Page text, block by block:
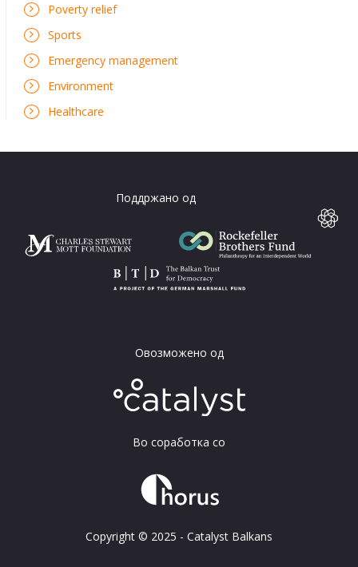
Poverty relief
Sports
Emergency management
Environment
Healthcare
Поддржано од
Овозможено од
Во соработка со
Copyright © 2025 - Catalyst Balkans